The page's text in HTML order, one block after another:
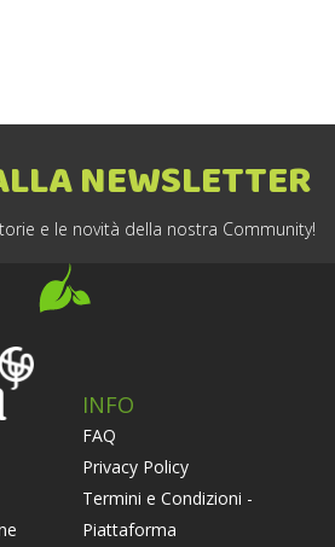
NEWSLETTER
e le novità della nostra Community!
INFO
FAQ
Privacy Policy
Termini e Condizioni -
Piattaforma